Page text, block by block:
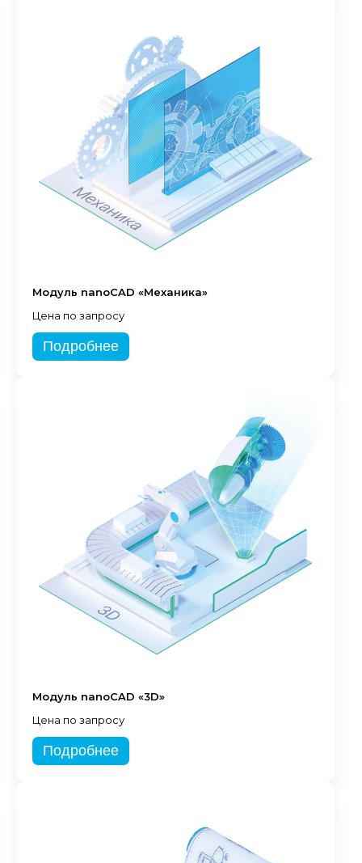
Модуль nanoCAD «Механика»
Цена по запросу
Подробнее
Модуль nanoCAD «3D»
Цена по запросу
Подробнее